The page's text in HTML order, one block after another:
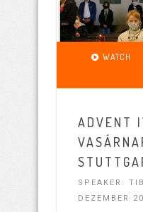
WATCH
ADVENT
SPEAKER:
DEZEMBER 20